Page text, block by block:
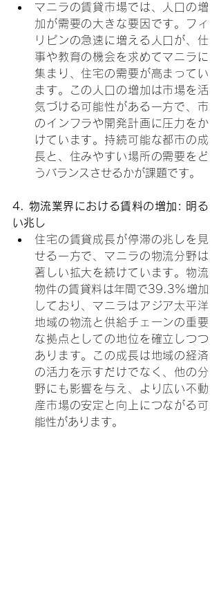
マニラの賃貸市場では、人口の増
加が需要の大きな要因です。フィ
リピンの急速に増える人口が、仕
事や教育の機会を求めてマニラに
集まり、住宅の需要が高まってい
ます。この人口の増加は市場を活
気づける可能性がある一方で、市
のインフラや開発計画に圧力をか
けています。持続可能な都市の成
長と、住みやすい場所の需要をど
うバランスさせるかが課題です。
4. 物流業界における賃料の増加: 明る
い兆し
住宅の賃貸成長が停滞の兆しを見
せる一方で、マニラの物流分野は
著しい拡大を続けています。物流
物件の賃貸料は年間で39.3%増加
しており、マニラはアジア太平洋
地域の物流と供給チェーンの重要
な拠点としての地位を確立しつつ
あります。この成長は地域の経済
の活力を示すだけでなく、他の分
野にも影響を与え、より広い不動
産市場の安定と向上につながる可
能性があります。